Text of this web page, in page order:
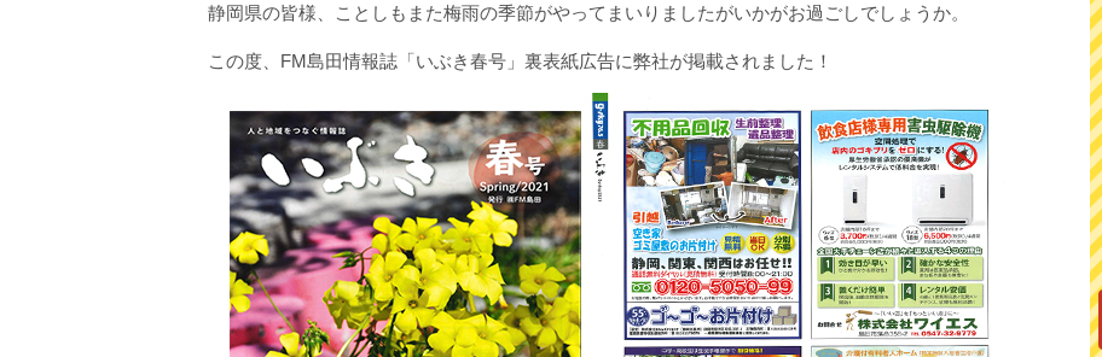
静岡県の皆様、ことしもまた梅雨の季節がやってまいりましたがいかがお過ごしでしょうか。
この度、FM島田情報誌「いぶき春号」裏表紙広告に弊社が掲載されました！